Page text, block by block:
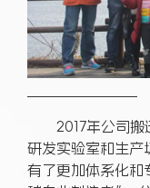
2017年公司搬
研发实验室和生产
有了更加体系化